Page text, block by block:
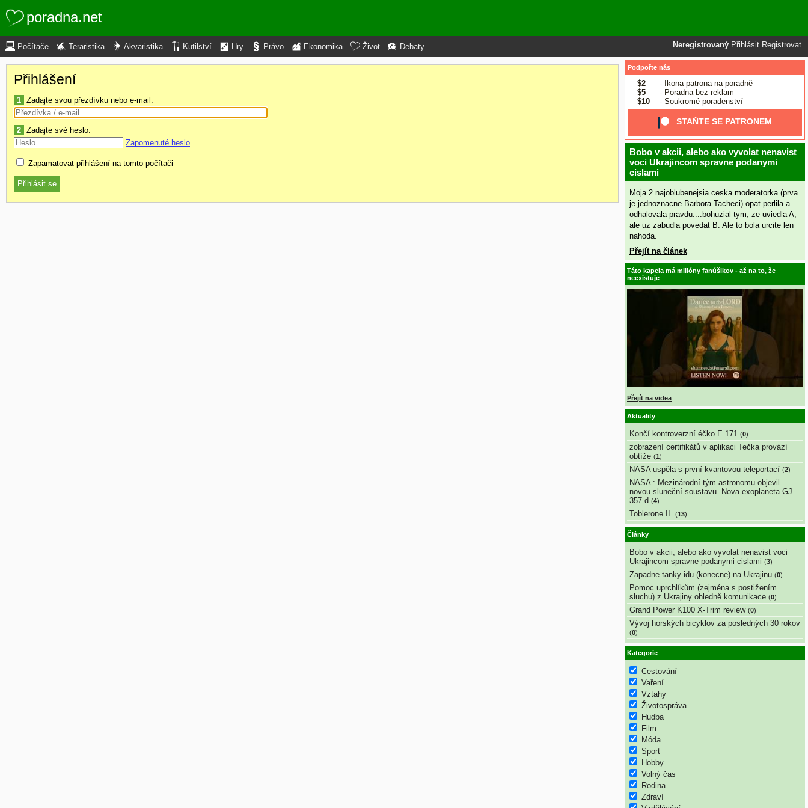
poradna.net
Neregistrovaný Přihlásit Registrovat
Počítače Teraristika Akvaristika Kutilství Hry Právo Ekonomika Život Debaty
Přihlášení
1 Zadajte svou přezdívku nebo e-mail:
2 Zadajte své heslo:
Zapomenuté heslo
Zapamatovat přihlášení na tomto počítači
Podpořte nás
$2
- Ikona patrona na poradně
$5
- Poradna bez reklam
$10
- Soukromé poradenství
STAŇTE SE PATRONEM
Bobo v akcii, alebo ako vyvolat nenavist
voci Ukrajincom spravne podanymi
cislami
Moja 2.najoblubenejsia ceska moderatorka (prva
je jednoznacne Barbora Tacheci) opat perlila a
odhalovala pravdu....bohuzial tym, ze uviedla A,
ale uz zabudla povedat B. Ale to bola urcite len
nahoda.
Přejít na článek
Táto kapela má milióny fanúšikov - až na to, že
neexistuje
Přejít na videa
Aktuality
Končí kontroverzní éčko E 171 (0)
zobrazení certifikátů v aplikaci Tečka provází
obtíže (1)
NASA uspěla s první kvantovou teleportací (2)
NASA : Mezinárodní tým astronomu objevil
novou sluneční soustavu. Nova exoplaneta GJ
357 d (4)
Toblerone II. (13)
Články
Bobo v akcii, alebo ako vyvolat nenavist voci
Ukrajincom spravne podanymi cislami (3)
Zapadne tanky idu (konecne) na Ukrajinu (0)
Pomoc uprchlíkům (zejména s postižením
sluchu) z Ukrajiny ohledně komunikace (0)
Grand Power K100 X-Trim review (0)
Vývoj horských bicyklov za posledných 30 rokov
(0)
Kategorie
Cestování
Vaření
Vztahy
Životospráva
Hudba
Film
Móda
Sport
Hobby
Volný čas
Rodina
Zdraví